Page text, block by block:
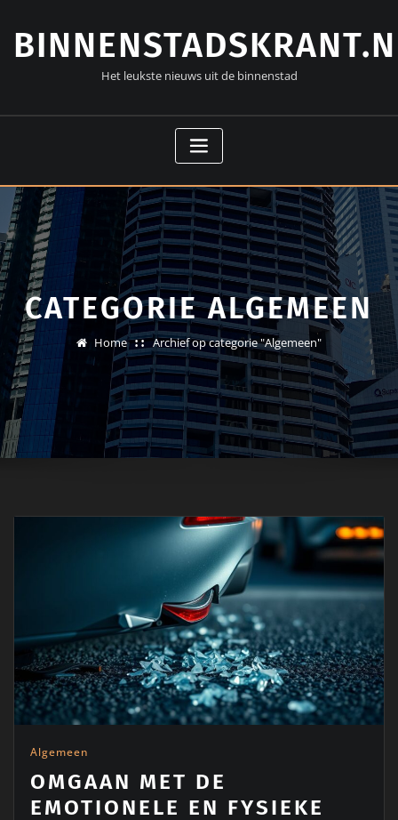
inhoud
Het leukste nieuws uit de binnenstad
CATEGORIE ALGEMEEN
Home Archief op categorie "Algemeen"
Algemeen
OMGAAN MET DE
EMOTIONELE EN FYSIEKE